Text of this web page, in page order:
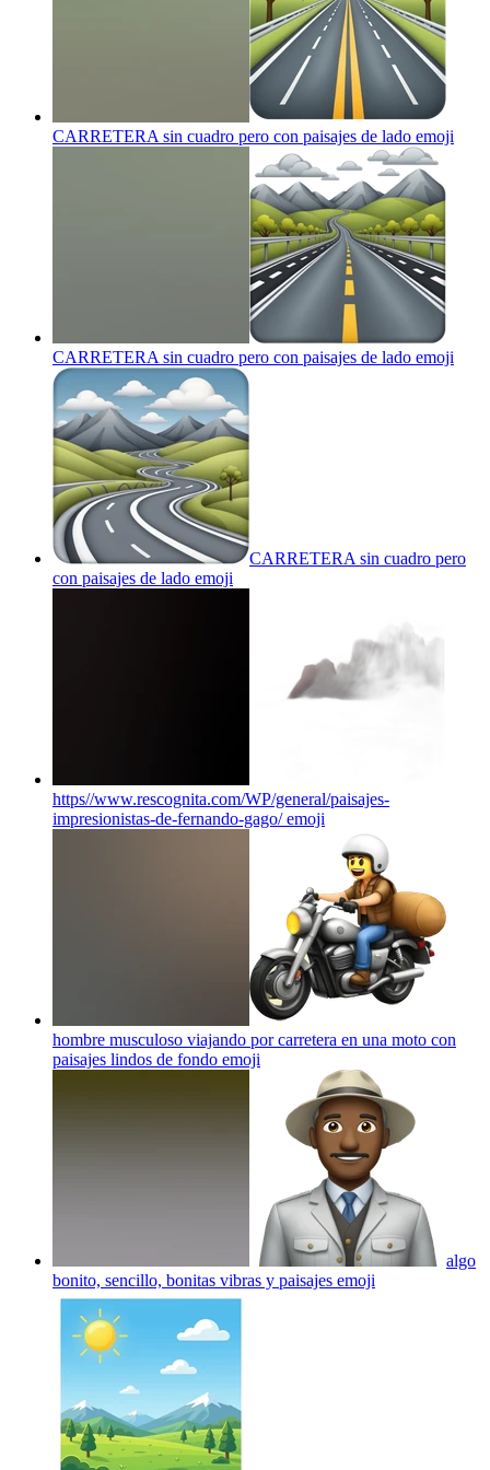
CARRETERA sin cuadro pero con paisajes de lado emoji
CARRETERA sin cuadro pero con paisajes de lado emoji
CARRETERA sin cuadro pero
con paisajes de lado emoji
https//www.rescognita.com/WP/general/paisajes-
impresionistas-de-fernando-gago/emoji
hombre musculoso viajando por carretera en una moto con
paisajes lindos de fondo emoji
algo
bonito, sencillo, bonitas vibras y paisajes emoji